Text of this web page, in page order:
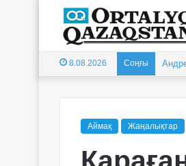
8.08.2026 Соңғы
Аймақ Жаңалықтар